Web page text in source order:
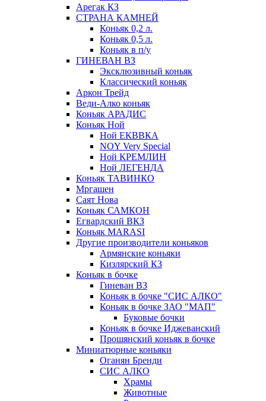
Арегак КЗ
СТРАНА КАМНЕЙ
Коньяк 0,2 л.
Коньяк 0,5 л.
Коньяк в п/у
ГИНЕВАН ВЗ
Эксклюзивный коньяк
Классический коньяк
Аркон Трейд
Веди-Алко коньяк
Коньяк АРАДИС
Коньяк Ной
Ной ЕКВВКА
NOY Very Special
Ной КРЕМЛИН
Ной ЛЕГЕНДА
Коньяк ТАВИНКО
Мргашен
Саят Нова
Коньяк САМКОН
Егвардский ВКЗ
Коньяк MARASI
Другие производители коньяков
Армянские коньяки
Кизлярский КЗ
Коньяк в бочке
Гиневан ВЗ
Коньяк в бочке "СИС АЛКО"
Коньяк в бочке ЗАО "МАП"
Буковые бочки
Коньяк в бочке Иджеванский
Прошянский коньяк в бочке
Миниатюрные коньяки
Оганян Бренди
СИС АЛКО
Храмы
Животные